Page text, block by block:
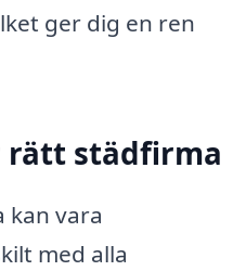
ger dig en ren
rätt städfirma
kan vara
med alla